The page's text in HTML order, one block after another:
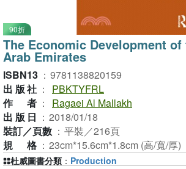
90折
The Economic Development
Arab Emirates
ISBN13 ： 9781138820159
出版社 ：
PBKTYFRL
作者 ：
Ragaei Al Mallakh
出版日 ： 2018/01/18
裝訂／頁數 ： 平裝／216頁
規格 ： 23cm*15.6cm*1.8cm (高/寬/厚)
杜威圖書分類 ： Production